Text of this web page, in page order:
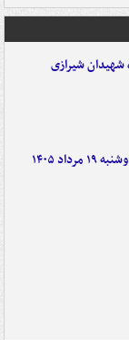
شهیدان شیرازی
۱۴۰۵